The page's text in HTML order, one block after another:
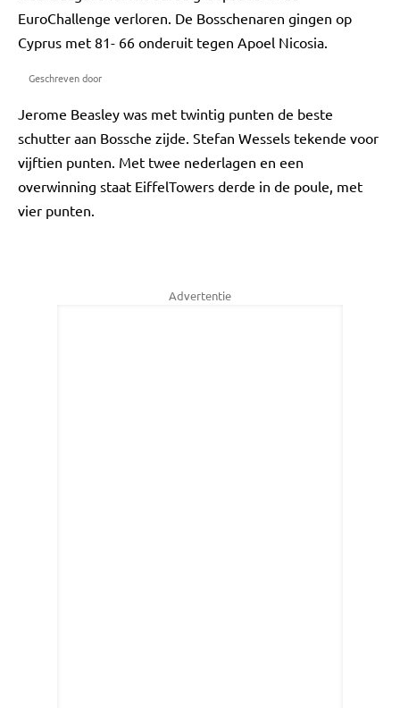
EuroChallenge verloren. De Bosschenaren gingen op
Cyprus met 81- 66 onderuit tegen Apoel Nicosia.
Geschreven door
Jerome Beasley was met twintig punten de beste
schutter aan Bossche zijde. Stefan Wessels tekende voor
vijftien punten. Met twee nederlagen en een
overwinning staat EiffelTowers derde in de poule, met
vier punten.
Advertentie